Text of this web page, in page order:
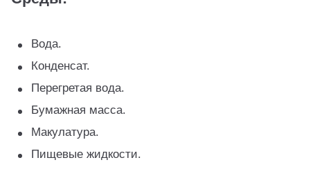
Вода.
Конденсат.
Перегретая вода.
Бумажная масса.
Макулатура.
Пищевые жидкости.